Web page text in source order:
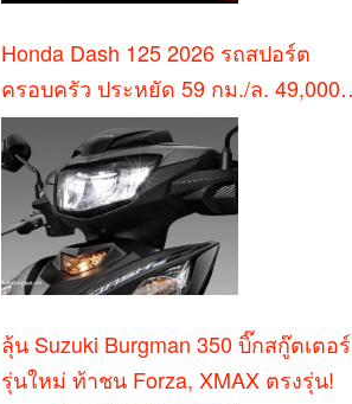
Honda Dash 125 2026 รถสปอร์ต
ครอบครัว ประหยัด 59 กม./ล. 49,000
บาท
ลุ้น Suzuki Burgman 350 บิ๊กสกู๊ตเตอร์
รุ่นใหม่ ท้าชน Forza, XMAX ตรงรุ่น!